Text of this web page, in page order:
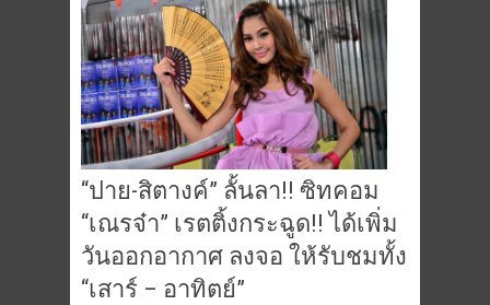
“ปาย-สิตางค์” ลั้นลา!! ซิทคอม
“เณรจ๋า” เรตติ้งกระฉูด!! ได้เพิ่ม
วันออกอากาศ ลงจอ ให้รับชมทั้ง
“เสาร์ – อาทิตย์”